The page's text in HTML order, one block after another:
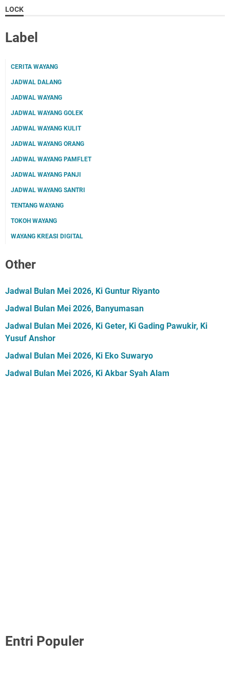
LOCK
Label
CERITA WAYANG
JADWAL DALANG
JADWAL WAYANG
JADWAL WAYANG GOLEK
JADWAL WAYANG KULIT
JADWAL WAYANG ORANG
JADWAL WAYANG PAMFLET
JADWAL WAYANG PANJI
JADWAL WAYANG SANTRI
TENTANG WAYANG
TOKOH WAYANG
WAYANG KREASI DIGITAL
Other
Jadwal Bulan Mei 2026, Ki Guntur Riyanto
Jadwal Bulan Mei 2026, Banyumasan
Jadwal Bulan Mei 2026, Ki Geter, Ki Gading Pawukir, Ki
Yusuf Anshor
Jadwal Bulan Mei 2026, Ki Eko Suwaryo
Jadwal Bulan Mei 2026, Ki Akbar Syah Alam
Entri Populer